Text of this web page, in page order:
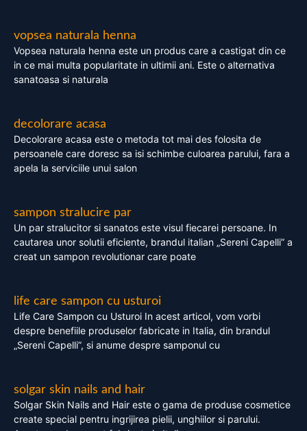
vopsea naturala henna
Vopsea naturala henna este un produs care a castigat din ce
in ce mai multa popularitate in ultimii ani. Este o alternativa
sanatoasa si naturala
decolorare acasa
Decolorare acasa este o metoda tot mai des folosita de
persoanele care doresc sa isi schimbe culoarea parului, fara a
apela la serviciile unui salon
sampon stralucire par
Un par stralucitor si sanatos este visul fiecarei persoane. In
cautarea unor solutii eficiente, brandul italian „Sereni Capelli” a
creat un sampon revolutionar care poate
life care sampon cu usturoi
Life Care Sampon cu Usturoi In acest articol, vom vorbi
despre benefiile produselor fabricate in Italia, din brandul
„Sereni Capelli”, si anume despre samponul cu
solgar skin nails and hair
Solgar Skin Nails and Hair este o gama de produse cosmetice
create special pentru ingrijirea pielii, unghiilor si parului.